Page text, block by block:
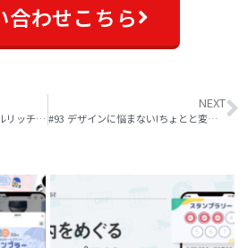
合わせこちら
#91 Canvaを使ってオリジナルリッチメニューを作ってみよう!
NEXT
#93 デザインに悩まない!ちょとと変わったクーポンの配信事例(ガソリンスタンド)